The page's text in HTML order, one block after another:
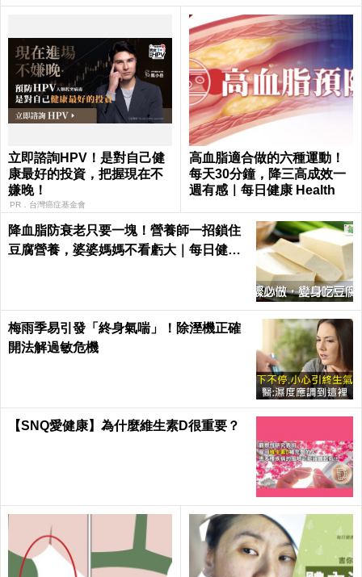
立即諮詢HPV！是對自己健
康最好的投資，把握現在不
嫌晚！
PR．台灣癌症基金會
高血脂適合做的六種運動！
每天30分鐘，降三高成效一
週有感｜每日健康 Health
降血脂防衰老只要一塊！營養師一招鎖住
豆腐營養，婆婆媽媽不看虧大｜每日健康
梅雨季易引發「終身氣喘」！除溼機正確
開法解過敏危機
【SNQ愛健康】為什麼維生素D很重要？